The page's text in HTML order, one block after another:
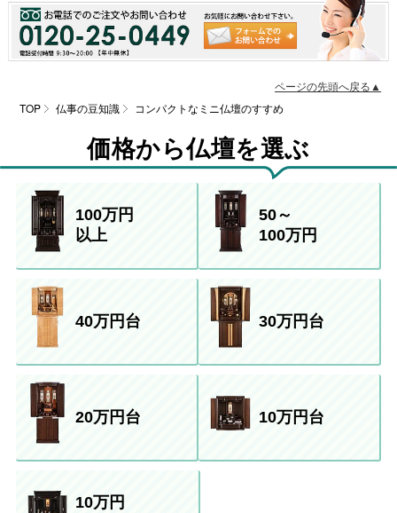
ページの先頭へ戻る▲
TOP
仏事の豆知識 コンパクトなミニ仏壇のすすめ
価格から仏壇を選ぶ
100万円
以上
50～
100万円
40万円台 30万円台
20万円台 10万円台
10万円